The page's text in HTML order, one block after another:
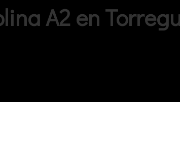
A2 en